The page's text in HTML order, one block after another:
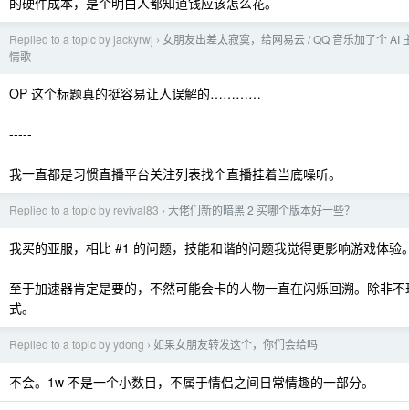
Replied to a topic by jackyrwj › 女朋友出差太寂寞，给网易云 / QQ 音乐加了个 AI
情歌
OP 这个标题真的挺容易让人误解的…………
-----
我一直都是习惯直播平台关注列表找个直播挂着当底噪听。
Replied to a topic by revival83 › 大佬们新的暗黑 2 买哪个版本好一些？
我买的亚服，相比 #1 的问题，技能和谐的问题我觉得更影响游戏体验
至于加速器肯定是要的，不然可能会卡的人物一直在闪烁回溯。除非
式。
Replied to a topic by ydong › 如果女朋友转发这个，你们会给吗
不会。1w 不是一个小数目，不属于情侣之间日常情趣的一部分。